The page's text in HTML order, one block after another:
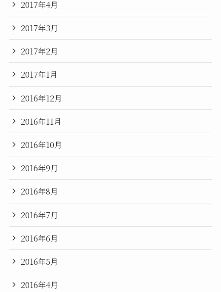
2017年4月
2017年3月
2017年2月
2017年1月
2016年12月
2016年11月
2016年10月
2016年9月
2016年8月
2016年7月
2016年6月
2016年5月
2016年4月